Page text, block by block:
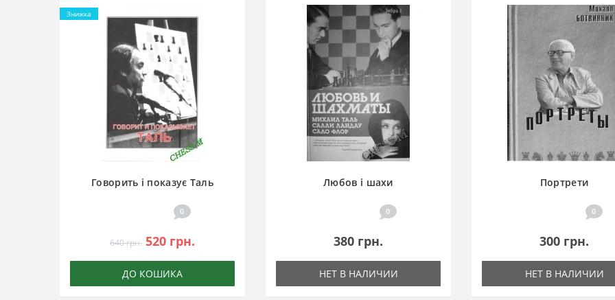
Знижка
Говорить і показує Таль
0
640 грн. 520 грн.
ДО КОШИКА
Любов і шахи
0
380 грн.
НЕТ В НАЛИЧИИ
Портрети
0
300 грн.
НЕТ В НАЛИЧИИ